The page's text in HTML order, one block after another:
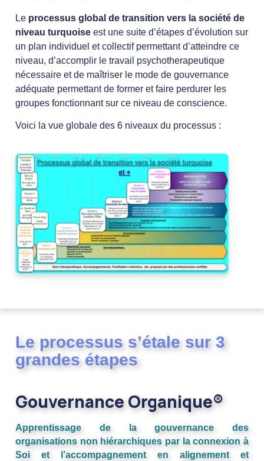
Le processus global de transition vers la société de
niveau turquoise est une suite d’étapes d’évolution sur
un plan individuel et collectif permettant d’atteindre ce
niveau, d’accomplir le travail psychotherapeutique
nécessaire et de maîtriser le mode de gouvernance
adéquate permettant de former et faire perdurer les
groupes fonctionnant sur ce niveau de conscience.
Voici la vue globale des 6 niveaux du processus :
Le processus s’étale sur 3
grandes étapes
GouvernanceOrganique®
Apprentissage de la gouvernance des
organisations non hiérarchiques par la connexion à
Soi et l’accompagnement en alignement et